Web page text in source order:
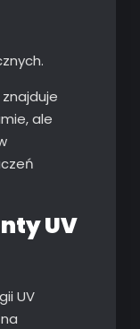
ale
UV
UV